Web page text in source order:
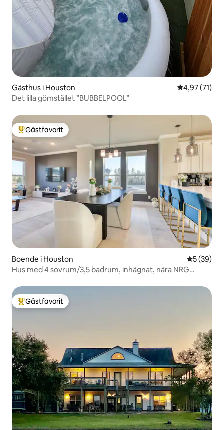
Gästhus i Houston 4,97 av 5 i
4,97 (71)
Det lilla gömstället ”BUBBELPOOL”
Populär gästfavorit
Gästfavorit
Boende i Houston 5 av 5 i
5 (39)
Hus med 4 sovrum/3,5 badrum, inhägnat, nära NRG
Populär gästfavorit
Gästfavorit